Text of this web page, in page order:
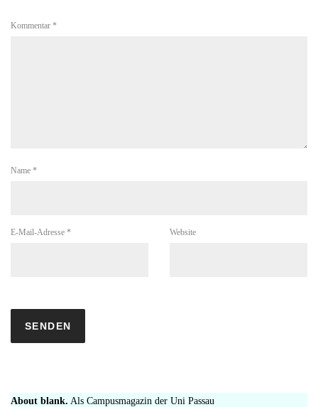
Kommentar *
Name *
E-Mail-Adresse * Website
About blank. Als Campusmagazin der Uni Passau